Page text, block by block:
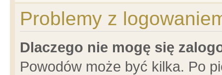
Problemy z
Dlaczego nie mogę się
Powodów może być kilka. Po